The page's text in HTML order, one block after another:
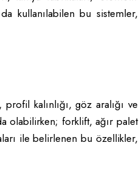
kullanılabilen bu sistemler,
kalınlığı, göz aralığı ve
olabilirken; forklift, ağır palet
ile belirlenen bu özellikler,